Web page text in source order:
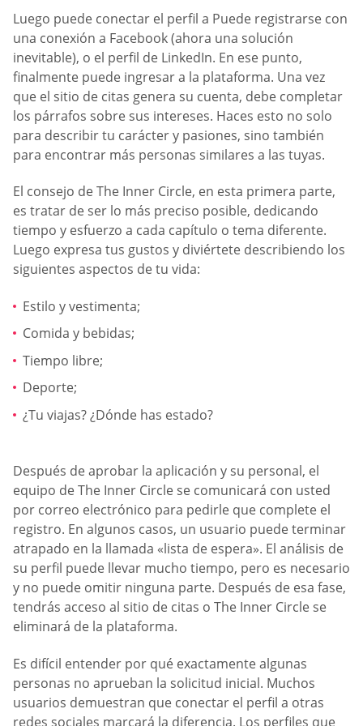
Luego puede conectar el perfil a Puede registrarse con
una conexión a Facebook (ahora una solución
inevitable), o el perfil de LinkedIn. En ese punto,
finalmente puede ingresar a la plataforma. Una vez
que el sitio de citas genera su cuenta, debe completar
los párrafos sobre sus intereses. Haces esto no solo
para describir tu carácter y pasiones, sino también
para encontrar más personas similares a las tuyas.
El consejo de The Inner Circle, en esta primera parte,
es tratar de ser lo más preciso posible, dedicando
tiempo y esfuerzo a cada capítulo o tema diferente.
Luego expresa tus gustos y diviértete describiendo los
siguientes aspectos de tu vida:
Estilo y vestimenta;
Comida y bebidas;
Tiempo libre;
Deporte;
¿Tu viajas? ¿Dónde has estado?
Después de aprobar la aplicación y su personal, el
equipo de The Inner Circle se comunicará con usted
por correo electrónico para pedirle que complete el
registro. En algunos casos, un usuario puede terminar
atrapado en la llamada «lista de espera». El análisis de
su perfil puede llevar mucho tiempo, pero es necesario
y no puede omitir ninguna parte. Después de esa fase,
tendrás acceso al sitio de citas o The Inner Circle se
eliminará de la plataforma.
Es difícil entender por qué exactamente algunas
personas no aprueban la solicitud inicial. Muchos
usuarios demuestran que conectar el perfil a otras
redes sociales marcará la diferencia. Los perfiles que